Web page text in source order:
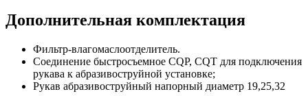
Дополнительная комплектация
Фильтр-влагомаслоотделитель.
Соединение быстросъемное CQP, CQT для подключения
рукава к абразивоструйной установке;
Рукав абразивоструйный напорный диаметр 19,25,32